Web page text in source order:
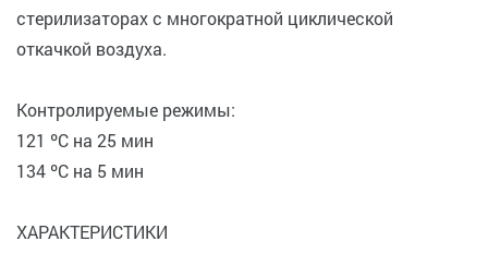
стерилизаторах с многократной циклической
откачкой воздуха.
Контролируемые режимы:
121 ºС на 25 мин
134 ºС на 5 мин
ХАРАКТЕРИСТИКИ